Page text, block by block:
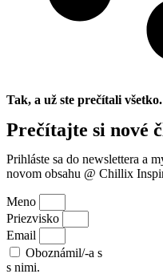
Tak, a už ste prečítali všetko.
Prečítajte si nové
Prihláste sa do newslettera a
novom obsahu @ Chillix
Meno
Priezvisko
Email
Oboznámil/-a s
s nimi.